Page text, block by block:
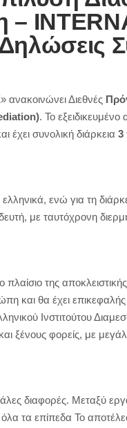
–
Διεθνές
). Το
συνολική διάρκεια 3
ενώ για τη
με ταυτόχρονη
πλαίσιο της
και θα έχει επικεφαλής
Ινστιτούτου
ξένους φορείς, με
διαφορές. Μεταξύ
τα επίπεδα Το